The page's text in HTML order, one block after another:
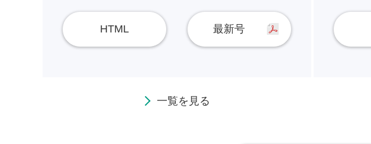
HTML 最新号
一覧を見る